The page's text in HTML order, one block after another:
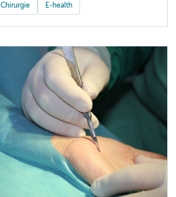
Chirurgie E-health